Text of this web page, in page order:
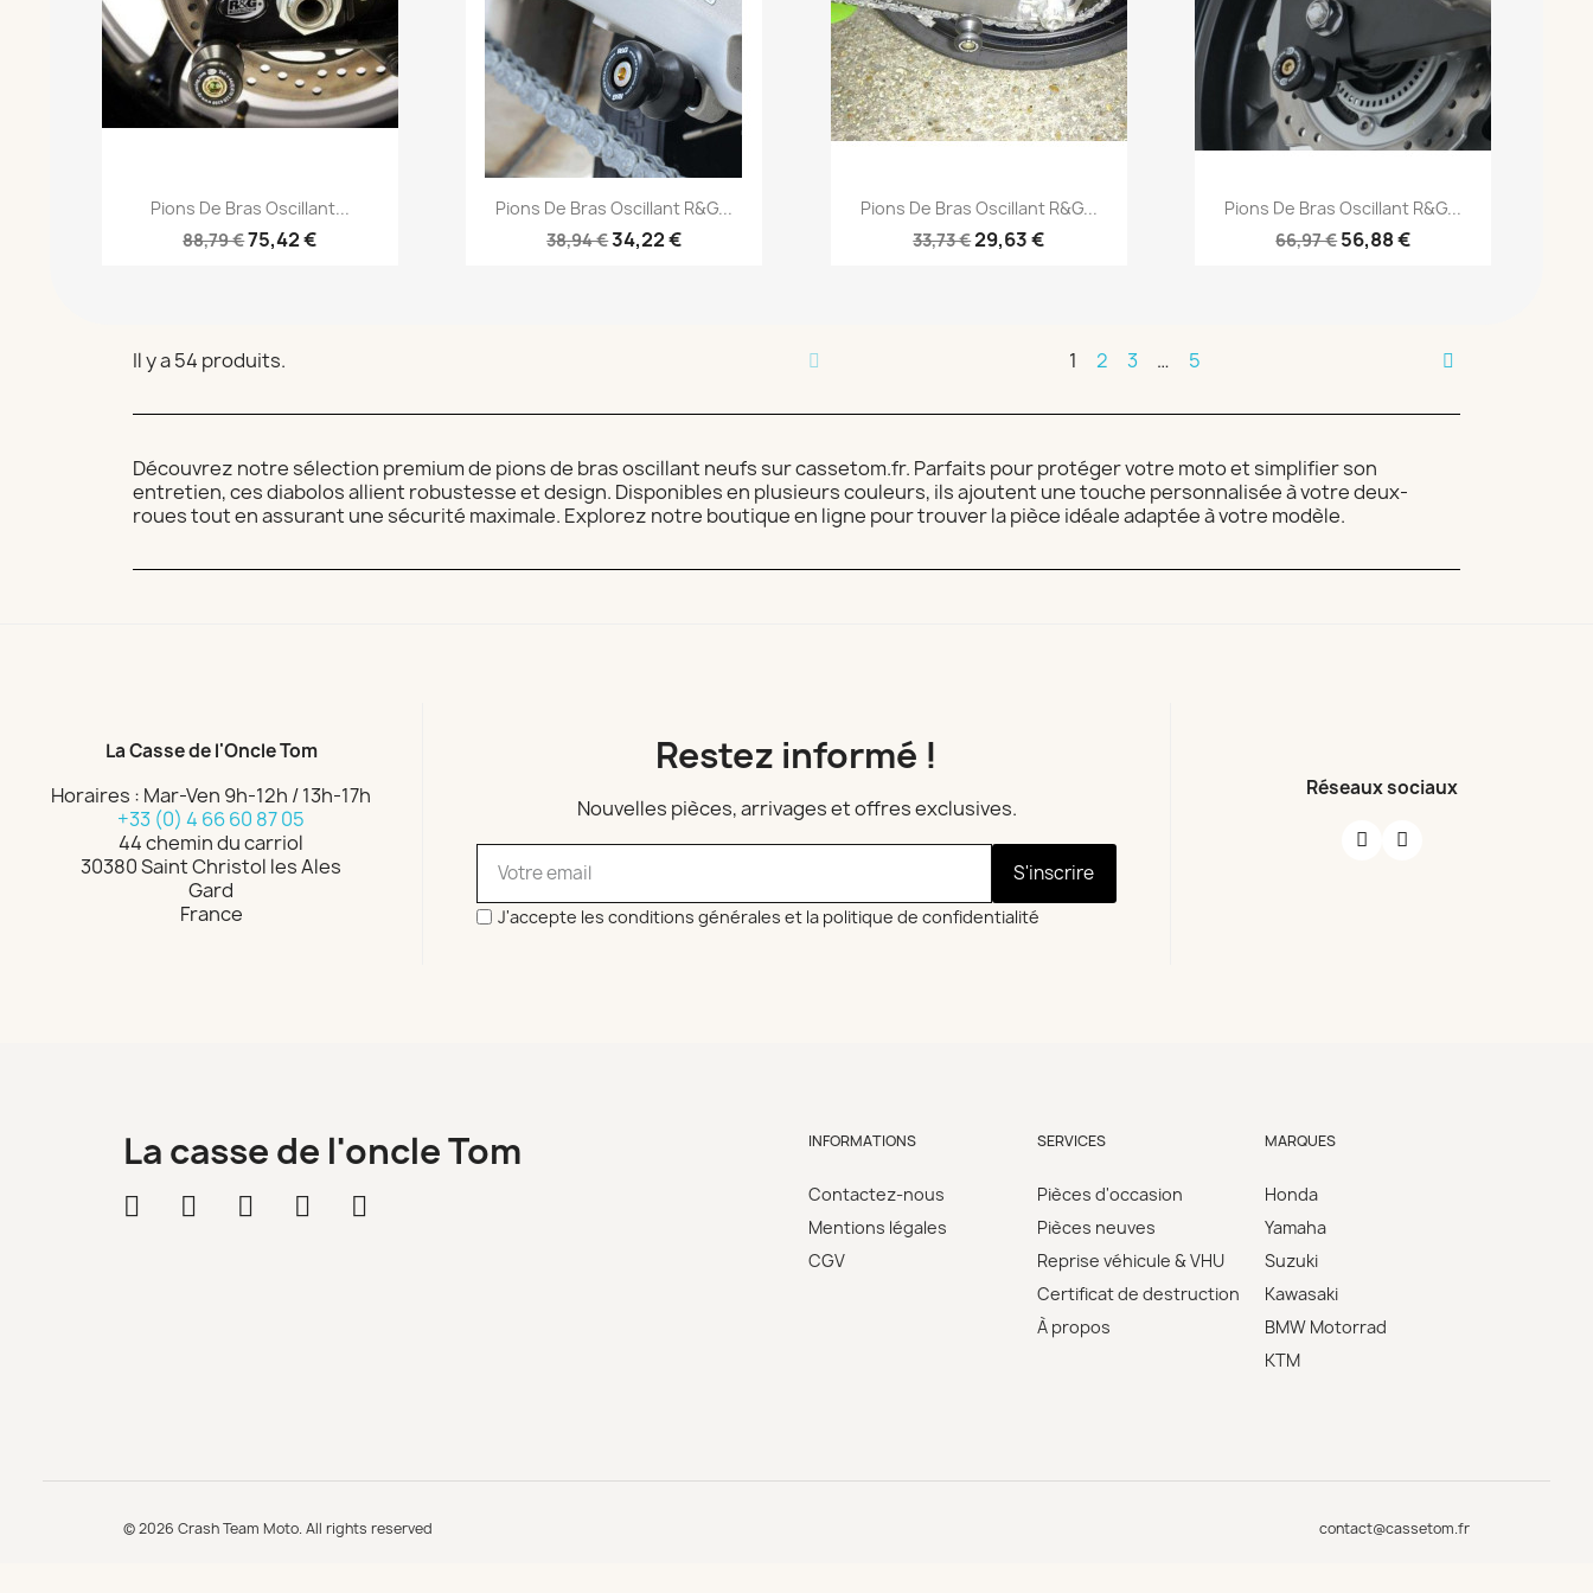
 Aperçu rapide
Pions De Bras Oscillant...
88,79 €75,42 €
Aperçu rapide
Pions De Bras Oscillant R&G...
38,94 €34,22 €
Aperçu rapide
Pions De Bras Oscillant R&G...
33,73 €29,63 €
Aperçu rapide
Pions De Bras Oscillant R&G...
66,97 €56,88 €
Il y a 54 produits. 1 2 3 … 5
Découvrez notre sélection premium de pions de bras oscillant neufs sur cassetom.fr. Parfaits pour protéger votre moto et simplifier son
entretien, ces diabolos allient robustesse et design. Disponibles en plusieurs couleurs, ils ajoutent une touche personnalisée à votre deux-
roues tout en assurant une sécurité maximale. Explorez notre boutique en ligne pour trouver la pièce idéale adaptée à votre modèle.
La Casse de l'Oncle Tom
Horaires : Mar-Ven 9h-12h / 13h-17h
+33 (0) 4 66 60 87 05
44 chemin du carriol
30380 Saint Christol les Ales
Gard
France
Restez informé !
Nouvelles pièces, arrivages et offres exclusives.
S'inscrire
J'accepte les conditions générales et la politique de confidentialité
Réseaux sociaux
La casse de l'oncle Tom INFORMATIONS
Contactez-nous
Mentions légales
CGV
SERVICES
Pièces d'occasion
Pièces neuves
Reprise véhicule & VHU
Certificat de destruction
À propos
MARQUES
Honda
Yamaha
Suzuki
Kawasaki
BMW Motorrad
KTM
© 2026 Crash Team Moto. All rights reserved contact@cassetom.fr